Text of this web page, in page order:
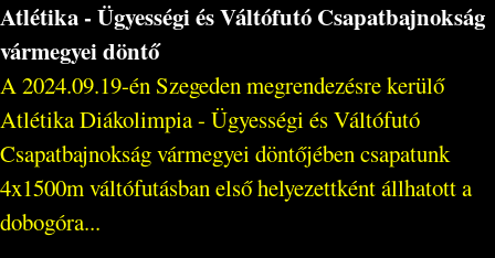
Atlétika - Ügyességi és Váltófutó Csapatbajnokság
vármegyei döntő
A 2024.09.19-én Szegeden megrendezésre kerülő
Atlétika Diákolimpia - Ügyességi és Váltófutó
Csapatbajnokság vármegyei döntőjében csapatunk
4x1500m váltófutásban első helyezettként állhatott a
dobogóra...